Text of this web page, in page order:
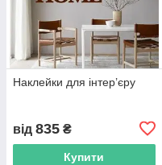
Наклейки для інтер’єру
від 835 ₴
Купити